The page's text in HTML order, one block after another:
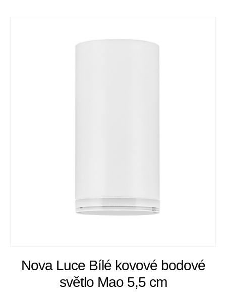
Nova Luce Bílé kovové bodové
světlo Mao 5,5 cm